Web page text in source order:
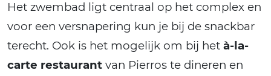
Het zwembad ligt centraal op het complex en
voor een versnapering kun je bij de snackbar
terecht. Ook is het mogelijk om bij het à-la-
carte restaurant van Pierros te dineren en